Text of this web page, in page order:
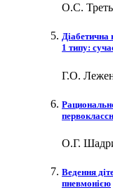
О.С.
Діабетична
1 типу:
Г.О.
О.Г.
Ведення
пневмонією